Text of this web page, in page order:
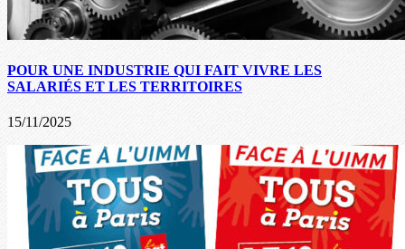
POUR UNE INDUSTRIE QUI FAIT VIVRE LES
SALARIÉS ET LES TERRITOIRES
15/11/2025